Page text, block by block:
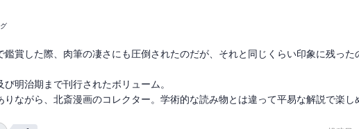
鑑賞した際、肉筆の凄さにも圧倒されたのだが、それと同じくらい印象に残った
明治期まで刊行されたボリューム。
りながら、北斎漫画のコレクター。学術的な読み物とは違って平易な解説で楽し